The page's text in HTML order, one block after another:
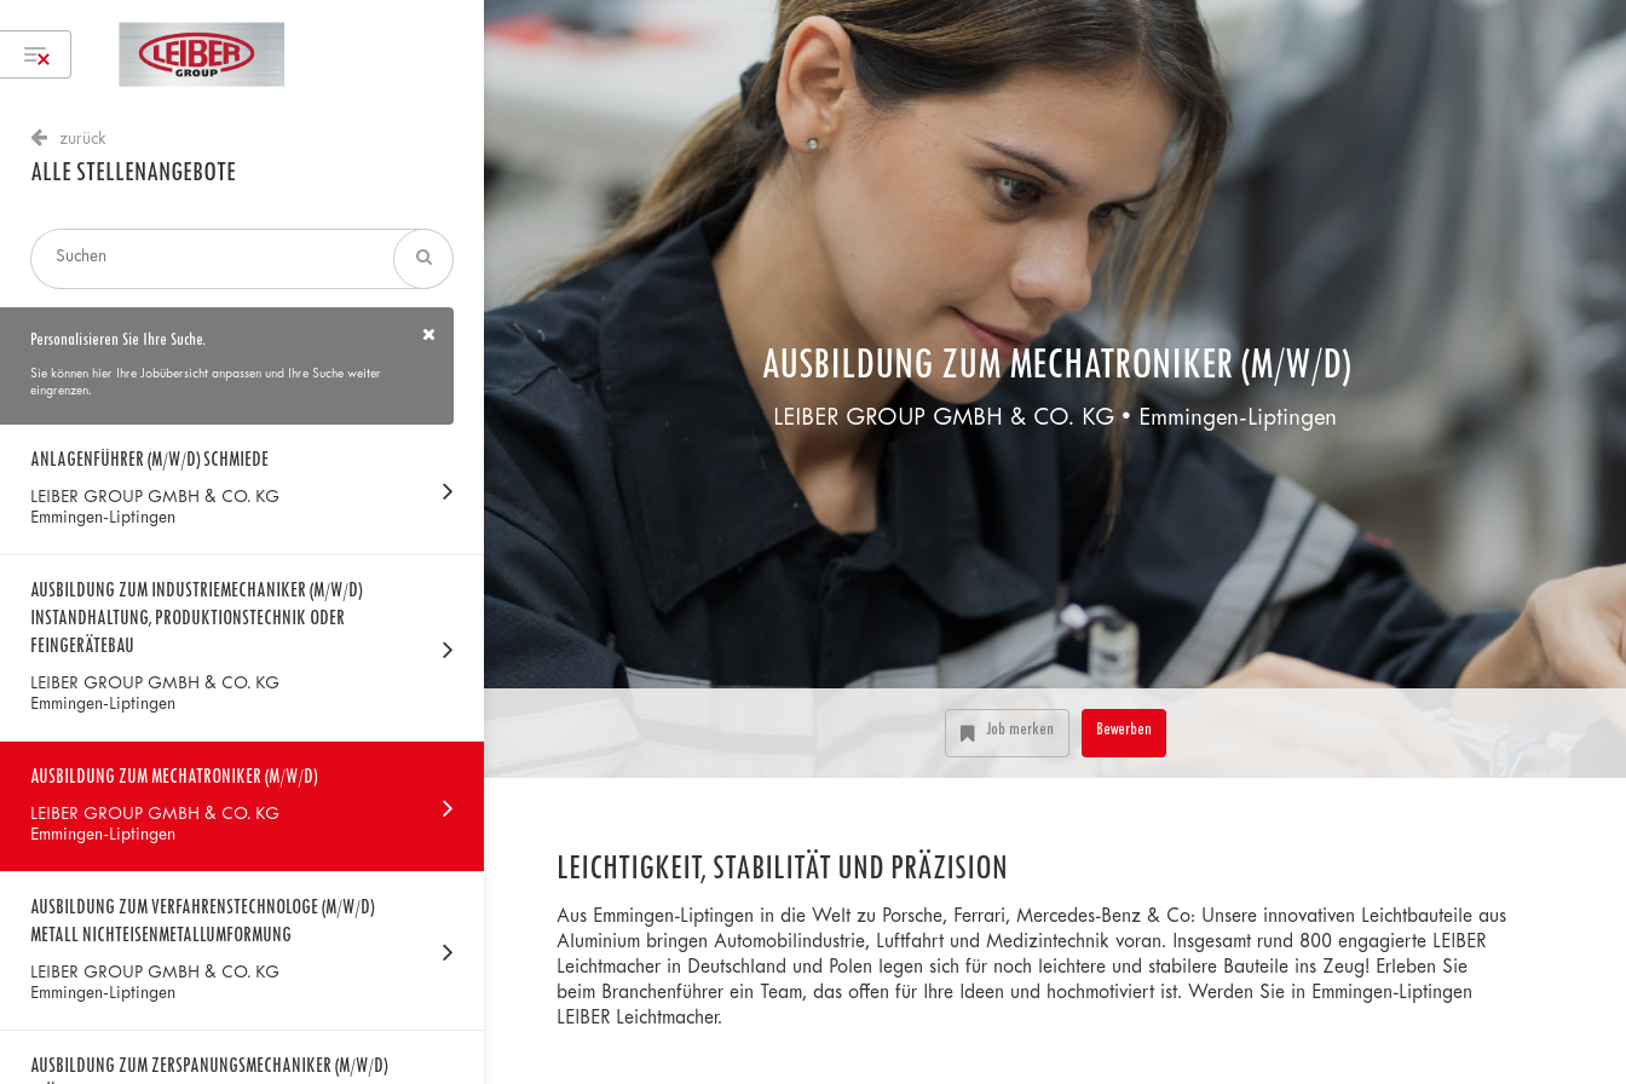
zurück
ALLE STELLENANGEBOTE
Personalisieren Sie Ihre Suche.
Sie können hier Ihre Jobübersicht anpassen und Ihre Suche weiter
eingrenzen.
ANLAGENFÜHRER (M/W/D) SCHMIEDE
LEIBER GROUP GMBH & CO. KG
Emmingen-Liptingen
AUSBILDUNG ZUM INDUSTRIEMECHANIKER (M/W/D)
INSTANDHALTUNG, PRODUKTIONSTECHNIK ODER
FEINGERÄTEBAU
LEIBER GROUP GMBH & CO. KG
Emmingen-Liptingen
AUSBILDUNG ZUM MECHATRONIKER (M/W/D)
LEIBER GROUP GMBH & CO. KG
Emmingen-Liptingen
AUSBILDUNG ZUM VERFAHRENSTECHNOLOGE (M/W/D)
METALL NICHTEISENMETALLUMFORMUNG
LEIBER GROUP GMBH & CO. KG
Emmingen-Liptingen
AUSBILDUNG ZUM ZERSPANUNGSMECHANIKER (M/W/D)
AUSBILDUNG ZUM MECHATRONIKER (M/W/D)
LEIBER GROUP GMBH & CO. KG • Emmingen-Liptingen
Job merken Bewerben
LEICHTIGKEIT, STABILITÄT UND PRÄZISION
Aus Emmingen-Liptingen in die Welt zu Porsche, Ferrari, Mercedes-Benz & Co: Unsere innovativen Leichtbauteile aus
Aluminium bringen Automobilindustrie, Luftfahrt und Medizintechnik voran. Insgesamt rund 800 engagierte LEIBER
Leichtmacher in Deutschland und Polen legen sich für noch leichtere und stabilere Bauteile ins Zeug! Erleben Sie
beim Branchenführer ein Team, das offen für Ihre Ideen und hochmotiviert ist. Werden Sie in Emmingen-Liptingen
LEIBER Leichtmacher.